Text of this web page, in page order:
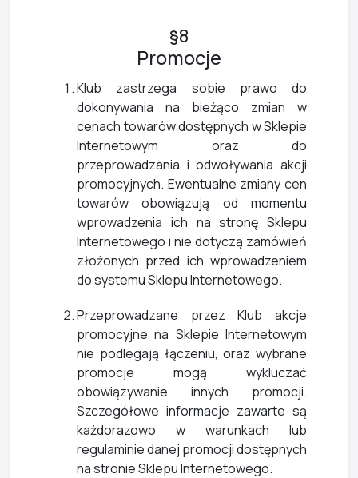
§8
Promocje
Klub zastrzega sobie prawo do
dokonywania na bieżąco zmian w
cenach towarów dostępnych w Sklepie
Internetowym oraz do
przeprowadzania i odwoływania akcji
promocyjnych. Ewentualne zmiany cen
towarów obowiązują od momentu
wprowadzenia ich na stronę Sklepu
Internetowego i nie dotyczą zamówień
złożonych przed ich wprowadzeniem
do systemu Sklepu Internetowego.
Przeprowadzane przez Klub akcje
promocyjne na Sklepie Internetowym
nie podlegają łączeniu, oraz wybrane
promocje mogą wykluczać
obowiązywanie innych promocji.
Szczegółowe informacje zawarte są
każdorazowo w warunkach lub
regulaminie danej promocji dostępnych
na stronie Sklepu Internetowego.